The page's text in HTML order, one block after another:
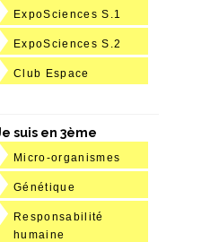
ExpoSciences S.1
ExpoSciences S.2
Club Espace
suis en 3ème
Micro-organismes
Génétique
Responsabilité
humaine